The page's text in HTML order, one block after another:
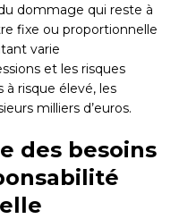
dommage qui reste à
fixe ou proportionnelle
varie
et les risques
risque élevé, les
milliers d’euros.
des besoins